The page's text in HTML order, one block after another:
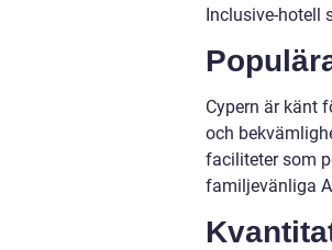
Inclusive-hotell
Cypern är känt
och
faciliteter som
familjevänliga